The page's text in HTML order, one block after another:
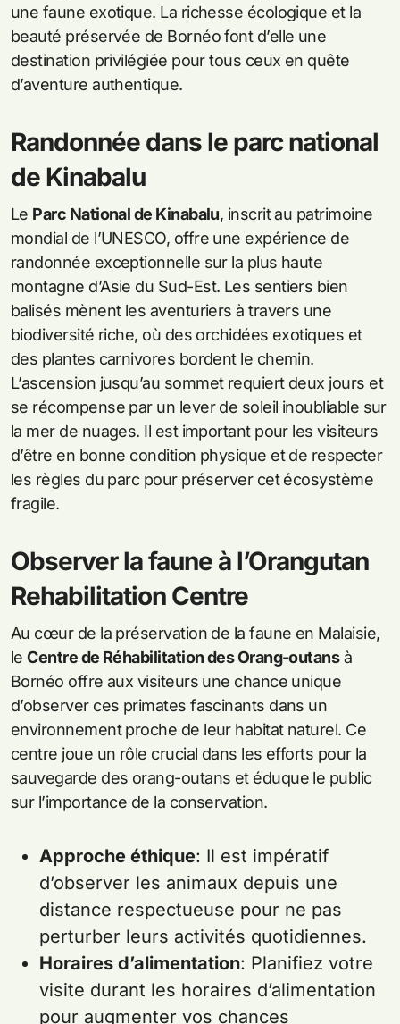
une faune exotique. La richesse écologique et la
beauté préservée de Bornéo font d’elle une
destination privilégiée pour tous ceux en quête
d’aventure authentique.
Randonnée dans le parc national
de Kinabalu
Le Parc National de Kinabalu, inscrit au patrimoine
mondial de l’UNESCO, offre une expérience de
randonnée exceptionnelle sur la plus haute
montagne d’Asie du Sud-Est. Les sentiers bien
balisés mènent les aventuriers à travers une
biodiversité riche, où des orchidées exotiques et
des plantes carnivores bordent le chemin.
L’ascension jusqu’au sommet requiert deux jours et
se récompense par un lever de soleil inoubliable sur
la mer de nuages. Il est important pour les visiteurs
d’être en bonne condition physique et de respecter
les règles du parc pour préserver cet écosystème
fragile.
Observer la faune à l’Orangutan
Rehabilitation Centre
Au cœur de la préservation de la faune en Malaisie,
leCentre de Réhabilitation des Orang-outansà
Bornéo offre aux visiteurs une chance unique
d’observer ces primates fascinants dans un
environnement proche de leur habitat naturel. Ce
centre joue un rôle crucial dans les efforts pour la
sauvegarde des orang-outans et éduque le public
sur l’importance de la conservation.
Approche éthique: Il est impératif
d’observer les animaux depuis une
distance respectueuse pour ne pas
perturber leurs activités quotidiennes.
Horaires d’alimentation: Planifiez votre
visite durant les horaires d’alimentation
pour augmenter vos chances